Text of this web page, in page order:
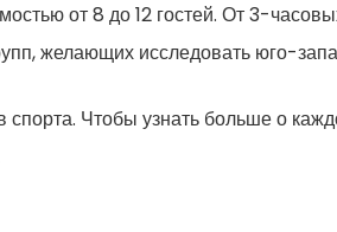
от 8 до 12 гостей. От 3-
желающих исследовать юго-
Чтобы узнать больше о